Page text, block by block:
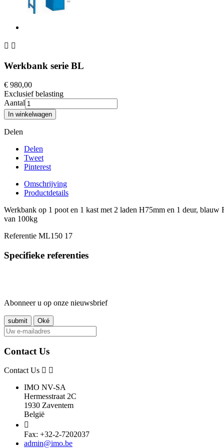
 
Werkbank serie BL
€ 980,00
Exclusief belasting
Aantal
In winkelwagen
Delen
Delen
Tweet
Pinterest
Omschrijving
Productdetails
Werkbank op 1 poot en 1 kast met 2 laden H75mm en 1 deur,
van 100kg
Referentie ML150 17
Specifieke referenties
Abonneer u op onze nieuwsbrief
Contact Us
Contact Us
IMO NV-SA
Hermesstraat 2C
1930 Zaventem
België

Fax: +32-2-7202037
admin@imo.be